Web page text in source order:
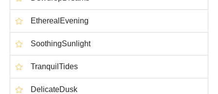
EtherealEvening
SoothingSunlight
TranquilTides
DelicateDusk